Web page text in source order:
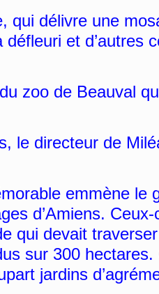
délivre une
défleuri et
zoo de Beauval
le directeur de
emmène le
d’Amiens.
qui devait
sur 300
jardins